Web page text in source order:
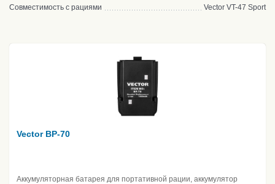
Совместимость с рациями
Vector VT-47 Sport
Vector BP-70
Аккумуляторная батарея для портативной рации, аккумулятор